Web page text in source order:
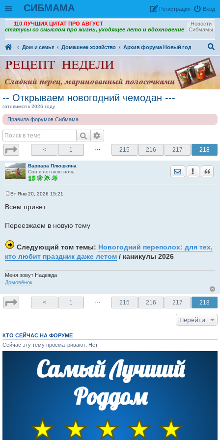
СИБМАМА Вход
Рeгиcтpaция
Новости
Сибмамы
110 ЛУЧШИХ ЦИТАТ ПРО АВГУСТ
статусы со смыслом про жизнь, уходящее лето и вдохновение
Дом и семья Домашнее хозяйство
Архив форума Новый год
ои
ск
-- Открываем новогодний чемодан ---
готовимся к 2026 году
Правила форумов Сибмама
< 1 … 215 216 217 218
Варвара Плюшкина
Сон в летнюю ночь
Отправить
о
е
и
е
Вт Янв 20, 2026 15:21
Всем привет
Переезжаем в новую тему
Следующий том темы: Новогодний переполох: для тех,
кто любит праздник даже летом / каникулы 2026
Меня зовут Надежда
Домовёнок
< 1 … 215 216 217 218
Перейти
КТО СЕЙЧАС НА ФОРУМЕ
Сейчас эту тему просматривают: Нет